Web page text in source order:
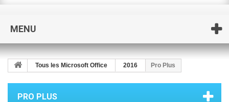
MENU
Tous les Microsoft Office 2016 Pro Plus
PRO PLUS